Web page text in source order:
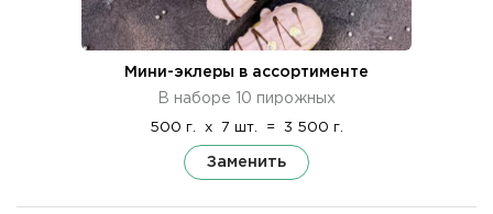
Мини-эклеры в ассортименте
В наборе 10 пирожных
500 г. x 7 шт. = 3 500 г.
Заменить